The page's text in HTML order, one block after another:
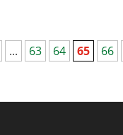
... 63 64 65
66